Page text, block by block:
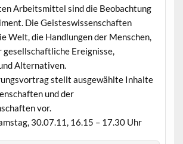
Arbeitsmittel sind die Beobachtung
Die Geisteswissenschaften
Welt, die Handlungen der Menschen,
gesellschaftliche Ereignisse,
Alternativen.
stellt ausgewählte Inhalte
und der
vor.
30.07.11, 16.15 – 17.30 Uhr